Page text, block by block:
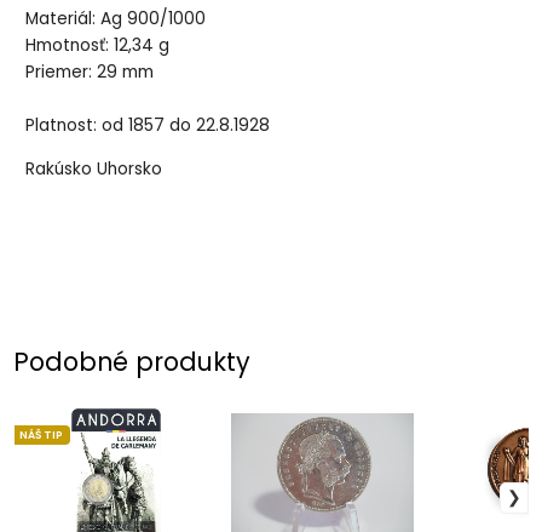
Materiál: Ag 900/1000
Hmotnosť: 12,34 g
Priemer: 29 mm
Platnost: od 1857 do 22.8.1928
Rakúsko Uhorsko
Podobné produkty
NÁŠ TIP